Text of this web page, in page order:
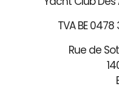
TVA BE
Rue de